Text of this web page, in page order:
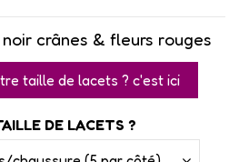
crânes & fleurs rouges
taille de lacets ? c'est ici
DE LACETS ?